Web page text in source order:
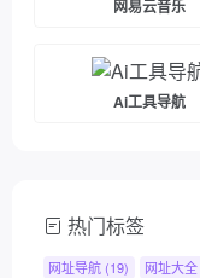
网易云音乐
Ai工具导航
热门标签
网址导航 (19) 网址大全